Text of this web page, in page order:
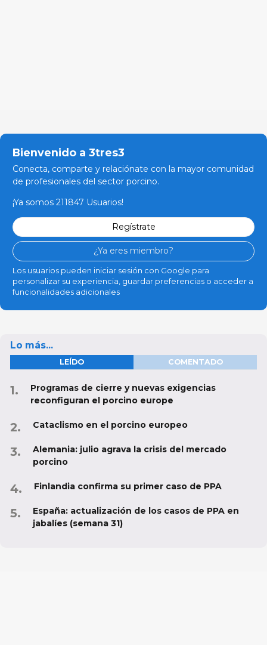
Bienvenido a 3tres3
Conecta, comparte y relaciónate con la mayor comunidad
de profesionales del sector porcino.
¡Ya somos 211847 Usuarios!
Regístrate
¿Ya eres miembro?
Los usuarios pueden iniciar sesión con Google para
personalizar su experiencia, guardar preferencias o acceder a
funcionalidades adicionales
Lo más...
LEÍDO COMENTADO
Programas de cierre y nuevas exigencias
reconfiguran el porcino europe
Cataclismo en el porcino europeo
Alemania: julio agrava la crisis del mercado
porcino
Finlandia confirma su primer caso de PPA
España: actualización de los casos de PPA en
jabalíes (semana 31)